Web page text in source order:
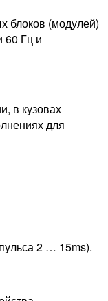
блоков (модулей)
60 Гц и
в кузовах
для
2 … 15ms).